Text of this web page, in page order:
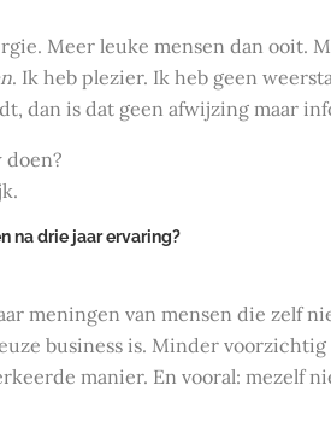
Meer leuke mensen dan ooit.
. Ik heb plezier. Ik heb geen
dan is dat geen afwijzing maar
na drie jaar ervaring?
meningen van mensen die zelf
business is. Minder
manier. En vooral: mezelf